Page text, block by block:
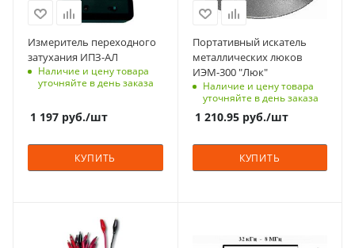
Измеритель переходного
затухания ИПЗ-АЛ
Наличие и цену товара
уточняйте в день заказа
1 197 руб./шт
КУПИТЬ
Портативный искатель
металлических люков
ИЭМ-300 "Люк"
Наличие и цену товара
уточняйте в день заказа
1 210.95руб./шт
КУПИТЬ